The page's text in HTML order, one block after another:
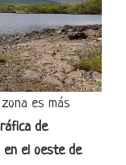
es más
de
en el oeste de